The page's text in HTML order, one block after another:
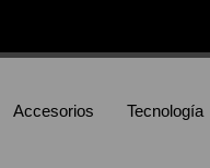
Accesorios Tecnología